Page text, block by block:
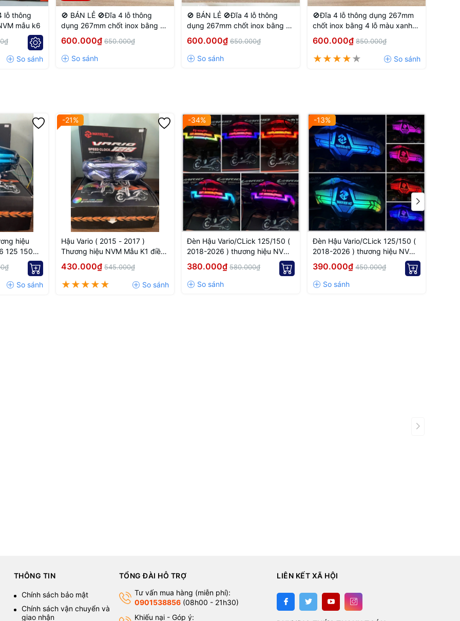
lỗ thông
mẫu k6
🚫 BÁN LẺ 🚫Đĩa 4 lỗ thông
dụng 267mm chốt inox bằng 4
lỗ màu Vàng nhạt
600.000₫ 650.000₫
🚫 BÁN LẺ 🚫Đĩa 4 lỗ thông
dụng 267mm chốt inox bằng 4
lỗ màu Vàng đồng
600.000₫ 650.000₫
🚫Đĩa 4 lỗ thông dụng 267mm
chốt inox bằng 4 lỗ màu xanh
dương
600.000₫ 850.000₫
hiệu
-21%
Hậu Vario ( 2015 - 2017 )
Thương hiệu NVM Mẫu K1 điều
chỉnh bằng Nút hoạc ứng dụng
430.000₫ 545.000₫
-34%
Đèn Hậu Vario/CLick 125/150 (
2018-2026 ) thương hiệu NVM
tích hợp xinhan chỉnh app Mẫu
V4
380.000₫ 580.000₫
-13%
Đèn Hậu Vario/CLick 125/150 (
2018-2026 ) thương hiệu NVM
tích hợp xinhan chỉnh app
390.000₫ 450.000₫
THÔNG TIN
Chính sách bảo mật
Chính sách vận chuyển và
giao nhận
TỔNG ĐÀI HỖ TRỢ
Tư vấn mua hàng (miễn phí):
0901538856(08h00 - 21h30)
Khiếu nại - Góp ý:
LIÊN KẾT XÃ HỘI